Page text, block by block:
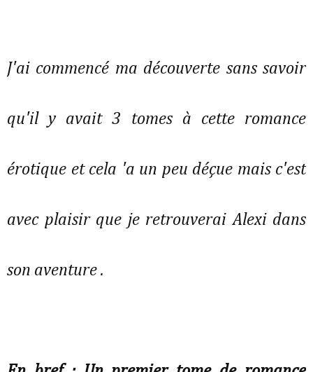
J'ai commencé ma découverte sans savoir
qu'il y avait 3 tomes à cette romance
érotique et cela 'a un peu déçue mais c'est
avec plaisir que je retrouverai Alexi dans
son aventure .